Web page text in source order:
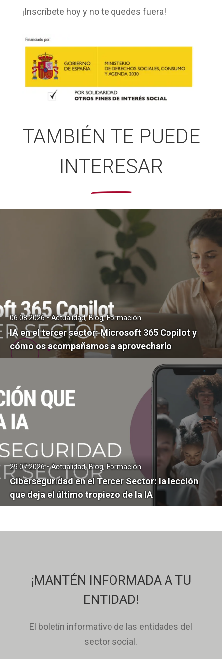
¡Inscríbete hoy y no te quedes fuera!
TAMBIÉN TE PUEDE
INTERESAR
IA en el tercer sector: Microsoft 365 Copilot y
cómo os acompañamos a aprovecharlo
06.08.2026 • Actualidad, Blog, Formación
Ciberseguridad en el Tercer Sector: la lección
que deja el último tropiezo de la IA
29.07.2026 • Actualidad, Blog, Formación
¡MANTÉN INFORMADA A TU
ENTIDAD!
El boletín informativo de las entidades del
sector social.